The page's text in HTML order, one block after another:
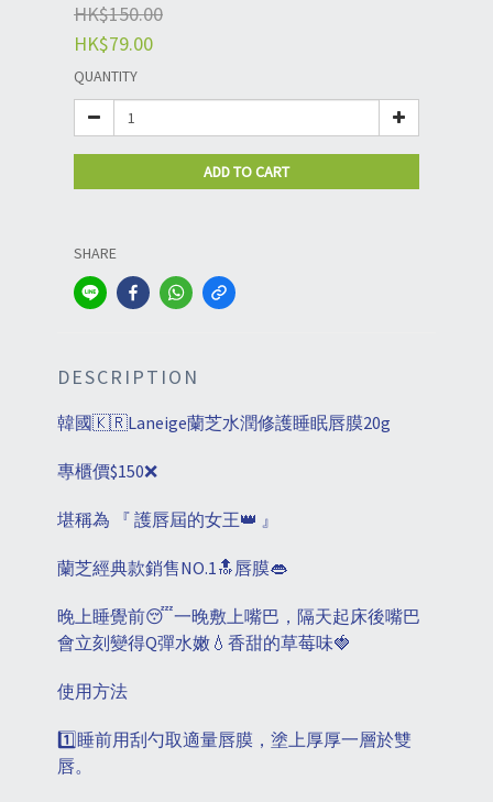
HK$150.00
HK$79.00
QUANTITY
ADD TO CART
SHARE
DESCRIPTION
韓國🇰🇷Laneige蘭芝水潤修護睡眠唇膜20g
專櫃價$150❌
堪稱為 『 護唇屆的女王👑 』
蘭芝經典款銷售NO.1🔝唇膜👄
晚上睡覺前😴一晚敷上嘴巴，隔天起床後嘴巴
會立刻變得Q彈水嫩💧香甜的草莓味🍓
使用方法
1️⃣睡前用刮勺取適量唇膜，塗上厚厚一層於雙
唇。